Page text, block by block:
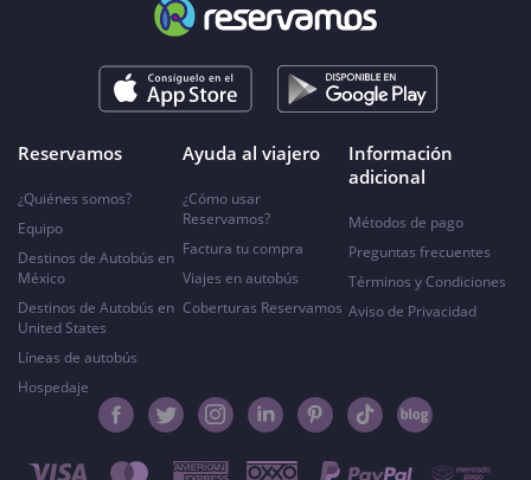
Reservamos
¿Quiénes somos?
Equipo
Destinos de Autobús en
México
Destinos de Autobús en
United States
Líneas de autobús
Hospedaje
Ayuda al viajero
¿Cómo usar
Reservamos?
Factura tu compra
Viajes en autobús
Coberturas Reservamos
Información
adicional
Métodos de pago
Preguntas frecuentes
Términos y Condiciones
Aviso de Privacidad